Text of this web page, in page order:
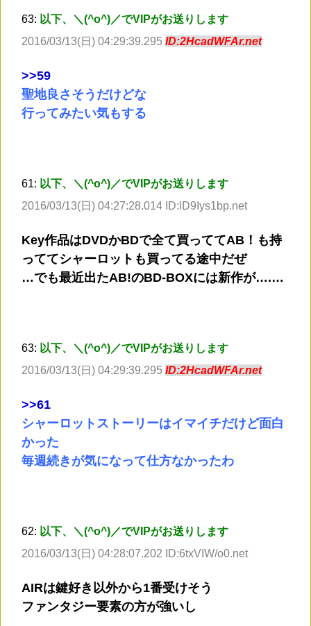
63: 以下、＼(^o^)／でVIPがお送りします
2016/03/13(日) 04:29:39.295 ID:2HcadWFAr.net
>>59
聖地良さそうだけどな
行ってみたい気もする
61: 以下、＼(^o^)／でVIPがお送りします
2016/03/13(日) 04:27:28.014 ID:lD9Iys1bp.net
Key作品はDVDかBDで全て買っててAB！も持
っててシャーロットも買ってる途中だぜ
…でも最近出たAB!のBD-BOXには新作が….…
63: 以下、＼(^o^)／でVIPがお送りします
2016/03/13(日) 04:29:39.295 ID:2HcadWFAr.net
>>61
シャーロットストーリーはイマイチだけど面白
かった
毎週続きが気になって仕方なかったわ
62: 以下、＼(^o^)／でVIPがお送りします
2016/03/13(日) 04:28:07.202 ID:6txVIW/o0.net
AIRは鍵好き以外から1番受けそう
ファンタジー要素の方が強いし